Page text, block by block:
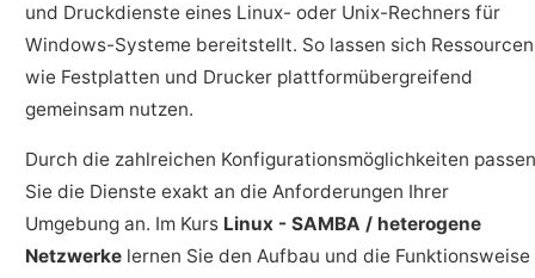
und Druckdienste eines Linux- oder Unix-Rechners für
Windows-Systeme bereitstellt. So lassen sich Ressourcen
wie Festplatten und Drucker plattformübergreifend
gemeinsam nutzen.
Durch die zahlreichen Konfigurationsmöglichkeiten passen
Sie die Dienste exakt an die Anforderungen Ihrer
Umgebung an. Im Kurs Linux - SAMBA / heterogene
Netzwerke lernen Sie den Aufbau und die Funktionsweise